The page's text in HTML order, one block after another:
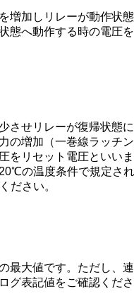
増加しリレーが動作状
態へ動作する時の電圧
させリレーが復帰状態
の増加（一巻線ラッチ
をリセット電圧といい
の温度条件で規定さ
ださい。
最大値です。ただし、
グ表記値をご確認くださ